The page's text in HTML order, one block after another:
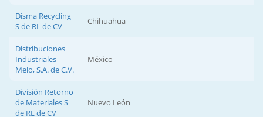
Disma Recycling
S de RL de CV
Chihuahua
Distribuciones
Industriales
Melo, S.A. de C.V.
México
División Retorno
de Materiales S
de RL de CV
Nuevo León